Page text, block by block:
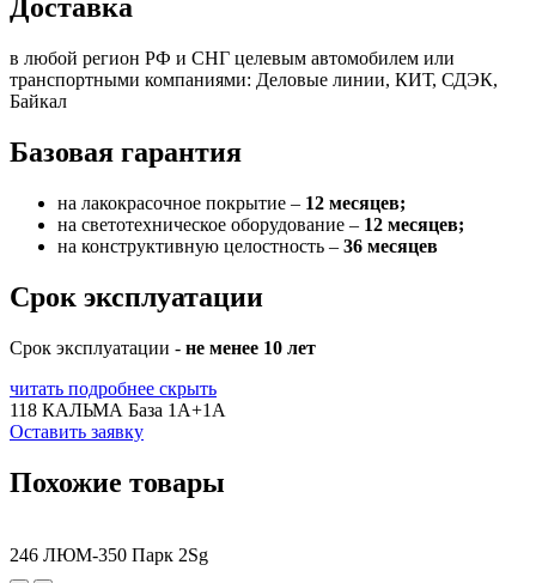
Доставка
в любой регион РФ и СНГ целевым автомобилем или
транспортными компаниями: Деловые линии, КИТ, СДЭК,
Байкал
Базовая гарантия
на лакокрасочное покрытие – 12 месяцев;
на светотехническое оборудование – 12 месяцев;
на конструктивную целостность – 36 месяцев
Срок эксплуатации
Срок эксплуатации - не менее 10 лет
читать подробнее скрыть
118 КАЛЬМА База 1A+1А
Оставить заявку
Похожие товары
246 ЛЮМ-350 Парк 2Sg